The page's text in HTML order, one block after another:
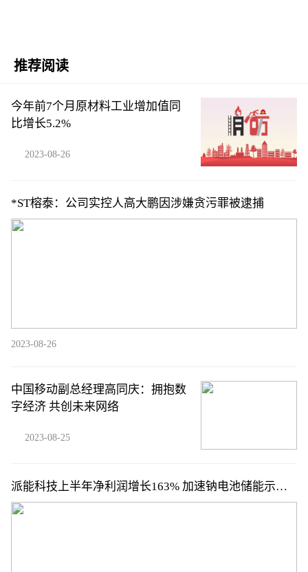
推荐阅读
今年前7个月原材料工业增加值同
比增长5.2%
2023-08-26
*ST榕泰：公司实控人高大鹏因涉嫌贪污罪被逮捕
2023-08-26
中国移动副总经理高同庆：拥抱数
字经济 共创未来网络
2023-08-25
派能科技上半年净利润增长163% 加速钠电池储能示范
应用